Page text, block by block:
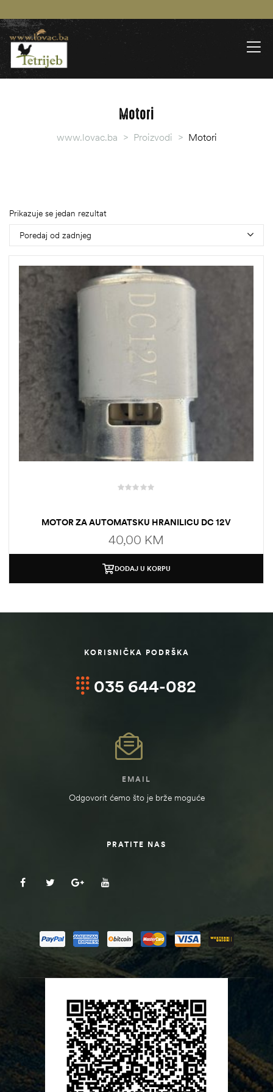
Motori
www.lovac.ba > Proizvodi > Motori
Prikazuje se jedan rezultat
Poredaj od zadnjeg
MOTOR ZA AUTOMATSKU HRANILICU DC 12V
40,00 KM
DODAJ U KORPU
KORISNIČKA PODRŠKA
035 644-082
EMAIL
Odgovorit ćemo što je brže moguće
PRATITE NAS